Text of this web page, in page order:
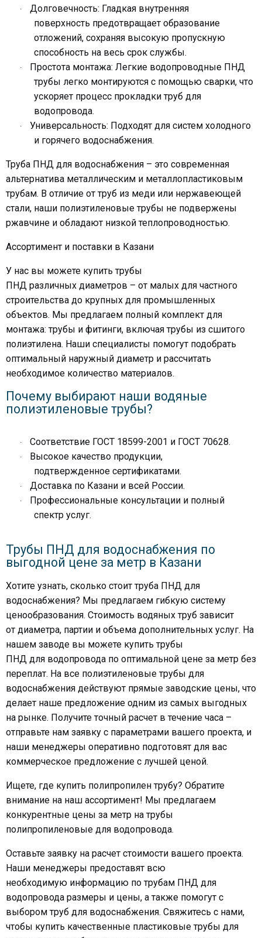
· Долговечность: Гладкая внутренняя
поверхность предотвращает образование
отложений, сохраняя высокую пропускную
способность на весь срок службы.
· Простота монтажа: Легкие водопроводные ПНД
трубы легко монтируются с помощью сварки, что
ускоряет процесс прокладки труб для
водопровода.
· Универсальность: Подходят для систем холодного
и горячего водоснабжения.
Труба ПНД для водоснабжения – это современная
альтернатива металлическим и металлопластиковым
трубам. В отличие от труб из меди или нержавеющей
стали, наши полиэтиленовые трубы не подвержены
ржавчине и обладают низкой теплопроводностью.
Ассортимент и поставки в Казани
У нас вы можете купить трубы
ПНД различных диаметров – от малых для частного
строительства до крупных для промышленных
объектов. Мы предлагаем полный комплект для
монтажа: трубы и фитинги, включая трубы из сшитого
полиэтилена. Наши специалисты помогут подобрать
оптимальный наружный диаметр и рассчитать
необходимое количество материалов.
Почему выбирают наши водяные
полиэтиленовые трубы?
· Соответствие ГОСТ 18599-2001 и ГОСТ 70628.
·
Высокое качество продукции,
подтвержденное сертификатами.
· Доставка по Казани и всей России.
·
Профессиональные консультации и полный
спектр услуг.
Трубы ПНД для водоснабжения по
выгодной цене за метр в Казани
Хотите узнать, сколько стоит труба ПНД для
водоснабжения? Мы предлагаем гибкую систему
ценообразования. Стоимость водяных труб зависит
от диаметра, партии и объема дополнительных услуг. На
нашем заводе вы можете купить трубы
ПНД для водопровода по оптимальной цене за метр без
переплат. На все полиэтиленовые трубы для
водоснабжения действуют прямые заводские цены, что
делает наше предложение одним из самых выгодных
на рынке. Получите точный расчет в течение часа –
отправьте нам заявку с параметрами вашего проекта, и
наши менеджеры оперативно подготовят для вас
коммерческое предложение с лучшей ценой.
Ищете, где купить полипропилен трубу? Обратите
внимание на наш ассортимент! Мы предлагаем
конкурентные цены за метр на трубы
полипропиленовые для водопровода.
Оставьте заявку на расчет стоимости вашего проекта.
Наши менеджеры предоставят всю
необходимую информацию по трубам ПНД для
водопровода размеры и цены, а также помогут с
выбором труб для водоснабжения. Свяжитесь с нами,
чтобы купить качественные пластиковые трубы для